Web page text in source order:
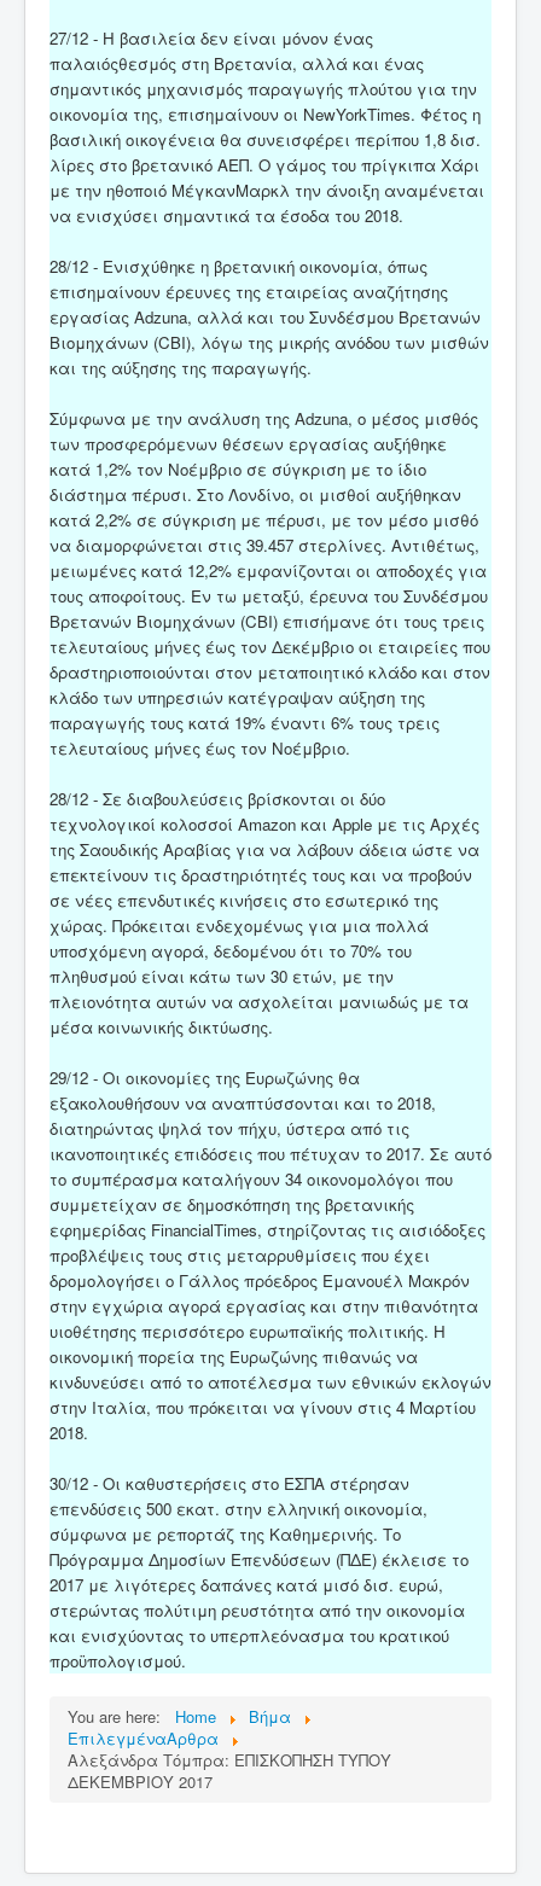
27/12 - H βασιλεία δεν είναι μόνον ένας
παλαιόςθεσμός στη Βρετανία, αλλά και ένας
σημαντικός μηχανισμός παραγωγής πλούτου για την
οικονομία της, επισημαίνουν οι NewYorkTimes. Φέτος η
βασιλική οικογένεια θα συνεισφέρει περίπου 1,8 δισ.
λίρες στο βρετανικό ΑΕΠ. Ο γάμος του πρίγκιπα Χάρι
με την ηθοποιό ΜέγκανΜαρκλ την άνοιξη αναμένεται
να ενισχύσει σημαντικά τα έσοδα του 2018.
28/12 - Ενισχύθηκε η βρετανική οικονομία, όπως
επισημαίνουν έρευνες της εταιρείας αναζήτησης
εργασίας Adzuna, αλλά και του Συνδέσμου Βρετανών
Βιομηχάνων (CBI), λόγω της μικρής ανόδου των μισθών
και της αύξησης της παραγωγής.
Σύμφωνα με την ανάλυση της Adzuna, ο μέσος μισθός
των προσφερόμενων θέσεων εργασίας αυξήθηκε
κατά 1,2% τον Νοέμβριο σε σύγκριση με το ίδιο
διάστημα πέρυσι. Στο Λονδίνο, οι μισθοί αυξήθηκαν
κατά 2,2% σε σύγκριση με πέρυσι, με τον μέσο μισθό
να διαμορφώνεται στις 39.457 στερλίνες. Αντιθέτως,
μειωμένες κατά 12,2% εμφανίζονται οι αποδοχές για
τους αποφοίτους. Εν τω μεταξύ, έρευνα του Συνδέσμου
Βρετανών Βιομηχάνων (CBI) επισήμανε ότι τους τρεις
τελευταίους μήνες έως τον Δεκέμβριο οι εταιρείες που
δραστηριοποιούνται στον μεταποιητικό κλάδο και στον
κλάδο των υπηρεσιών κατέγραψαν αύξηση της
παραγωγής τους κατά 19% έναντι 6% τους τρεις
τελευταίους μήνες έως τον Νοέμβριο.
28/12 - Σε διαβουλεύσεις βρίσκονται οι δύο
τεχνολογικοί κολοσσοί Amazon και Apple με τις Αρχές
της Σαουδικής Αραβίας για να λάβουν άδεια ώστε να
επεκτείνουν τις δραστηριότητές τους και να προβούν
σε νέες επενδυτικές κινήσεις στο εσωτερικό της
χώρας. Πρόκειται ενδεχομένως για μια πολλά
υποσχόμενη αγορά, δεδομένου ότι το 70% του
πληθυσμού είναι κάτω των 30 ετών, με την
πλειονότητα αυτών να ασχολείται μανιωδώς με τα
μέσα κοινωνικής δικτύωσης.
29/12 - Οι οικονομίες της Ευρωζώνης θα
εξακολουθήσουν να αναπτύσσονται και το 2018,
διατηρώντας ψηλά τον πήχυ, ύστερα από τις
ικανοποιητικές επιδόσεις που πέτυχαν το 2017. Σε αυτό
το συμπέρασμα καταλήγουν 34 οικονομολόγοι που
συμμετείχαν σε δημοσκόπηση της βρετανικής
εφημερίδας FinancialTimes, στηρίζοντας τις αισιόδοξες
προβλέψεις τους στις μεταρρυθμίσεις που έχει
δρομολογήσει ο Γάλλος πρόεδρος Εμανουέλ Μακρόν
στην εγχώρια αγορά εργασίας και στην πιθανότητα
υιοθέτησης περισσότερο ευρωπαϊκής πολιτικής. Η
οικονομική πορεία της Ευρωζώνης πιθανώς να
κινδυνεύσει από το αποτέλεσμα των εθνικών εκλογών
στην Ιταλία, που πρόκειται να γίνουν στις 4 Μαρτίου
2018.
30/12 - Οι καθυστερήσεις στο ΕΣΠΑ στέρησαν
επενδύσεις 500 εκατ. στην ελληνική οικονομία,
σύμφωνα με ρεπορτάζ της Καθημερινής. Το
Πρόγραμμα Δημοσίων Επενδύσεων (ΠΔΕ) έκλεισε το
2017 με λιγότερες δαπάνες κατά μισό δισ. ευρώ,
στερώντας πολύτιμη ρευστότητα από την οικονομία
και ενισχύοντας το υπερπλεόνασμα του κρατικού
προϋπολογισμού.
You are here: Home
Βήμα
ΕπιλεγμέναΑρθρα
Αλεξάνδρα Τόμπρα: ΕΠΙΣΚΟΠΗΣΗ ΤΥΠΟΥ
ΔΕΚΕΜΒΡΙΟΥ 2017